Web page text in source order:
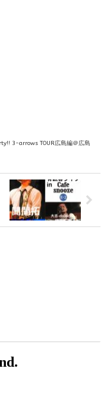
3-arrows TOUR広島編＠広島